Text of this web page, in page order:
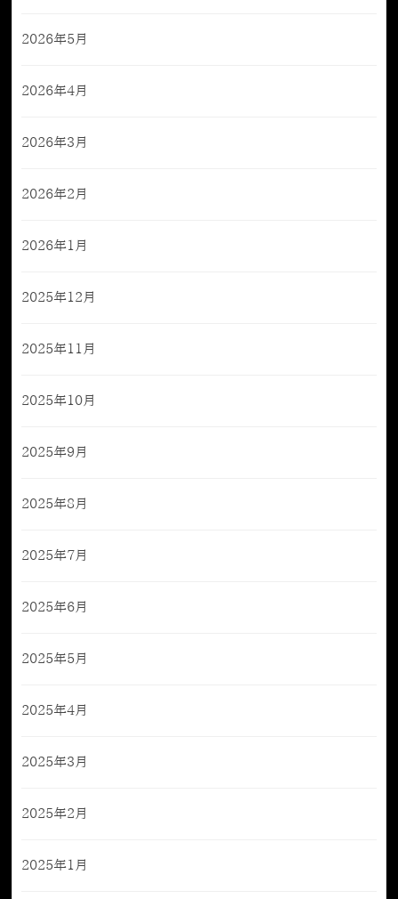
2026年5月
2026年4月
2026年3月
2026年2月
2026年1月
2025年12月
2025年11月
2025年10月
2025年9月
2025年8月
2025年7月
2025年6月
2025年5月
2025年4月
2025年3月
2025年2月
2025年1月